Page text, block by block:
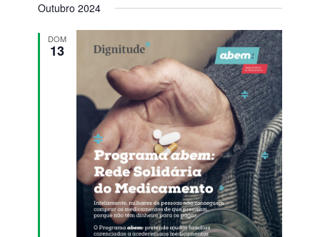
e
de
Eventos
de
a
data.
Outubro 2024
DOM
13